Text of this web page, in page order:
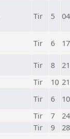
Tir 5
Tir 6
Tir 8
Tir 10
Tir 6
Tir 7
Tir 9